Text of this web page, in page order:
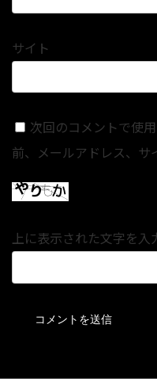
サイト
次回のコメントで使
前、メールアドレス、サ
上に表示された文字を入